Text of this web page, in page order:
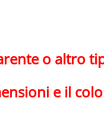
o altro
e il